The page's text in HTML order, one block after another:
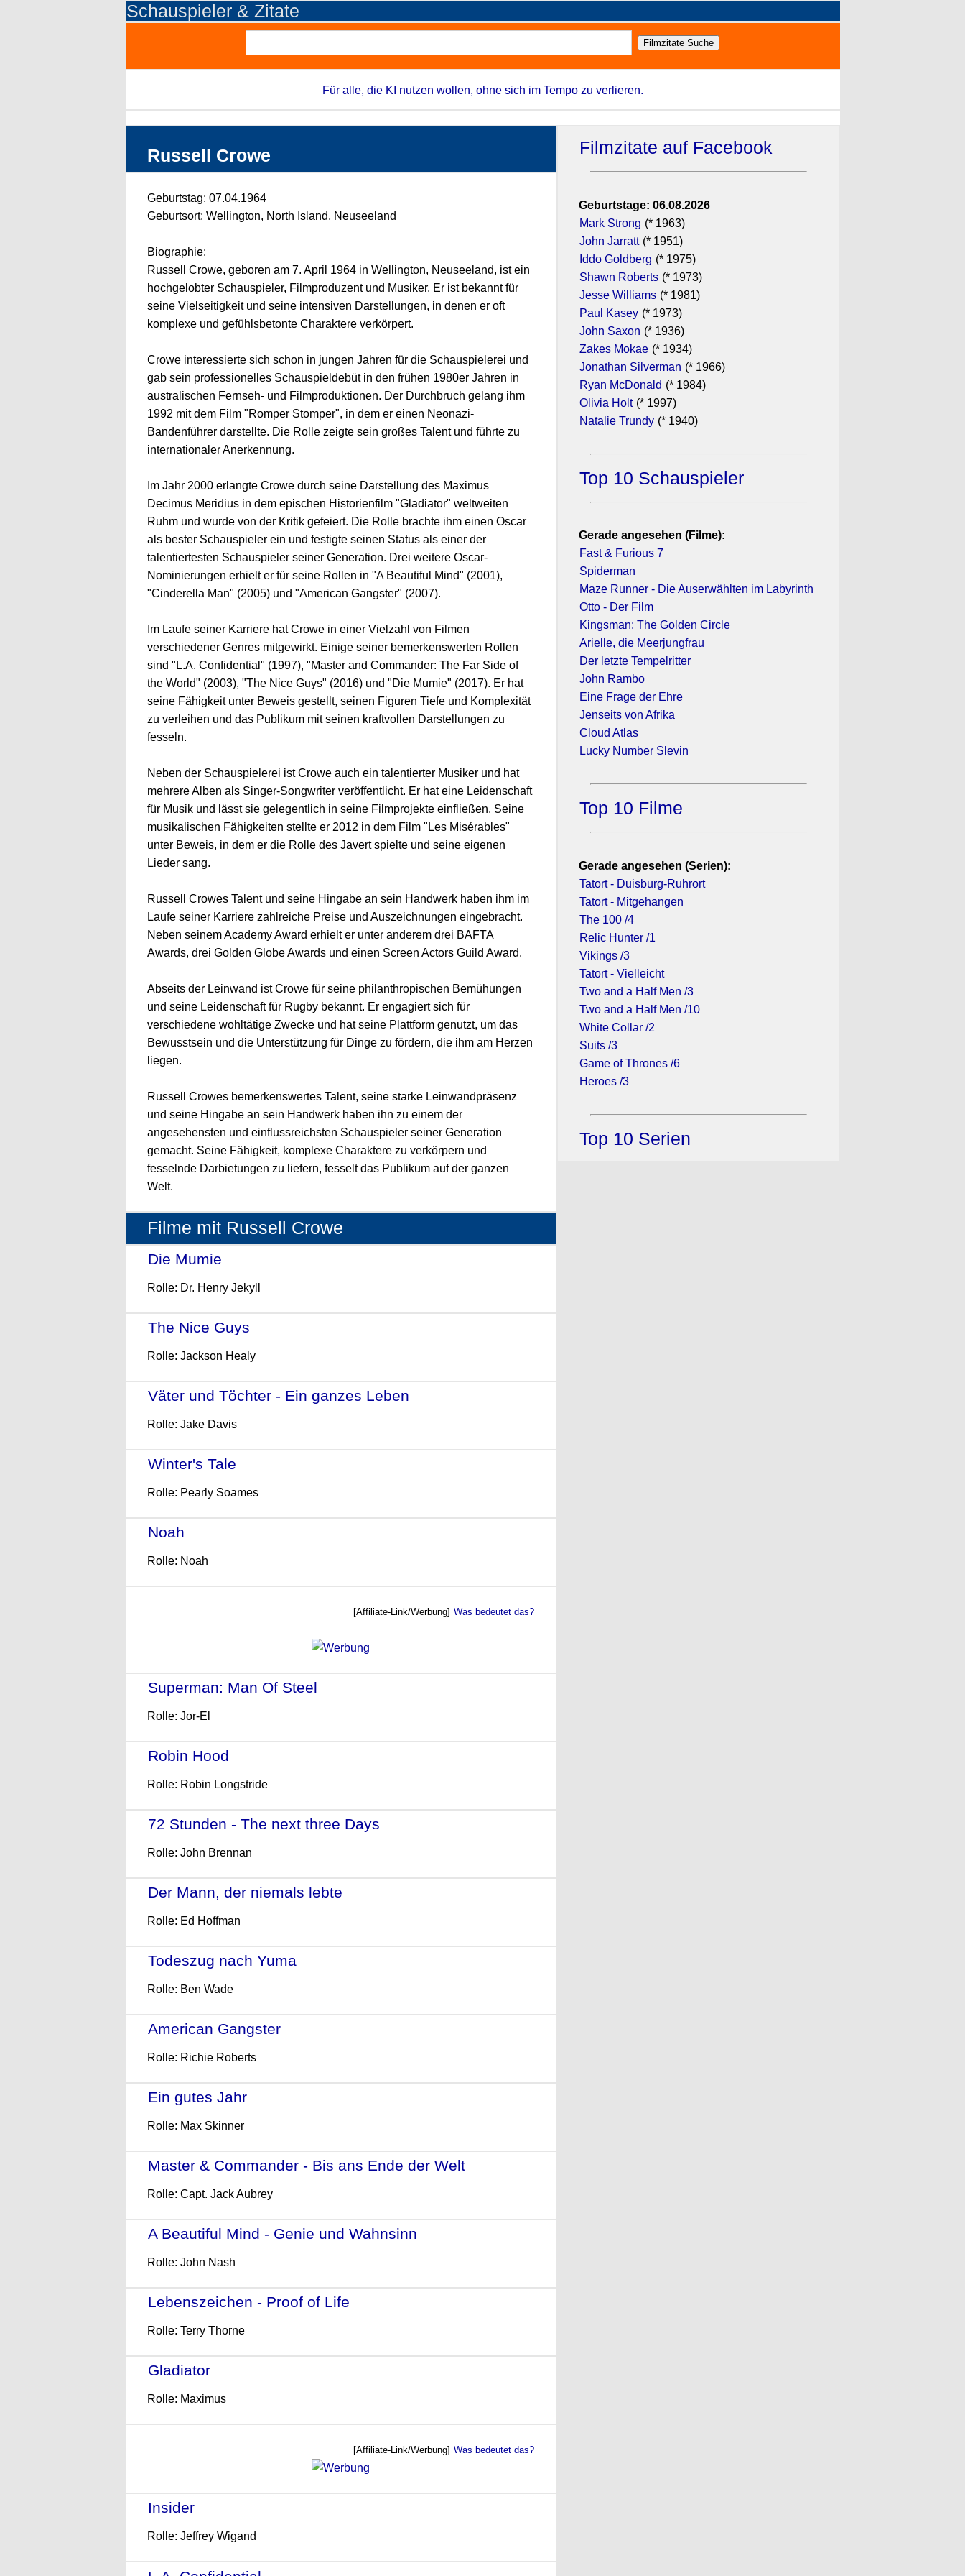
Schauspieler & Zitate
Für alle, die KI nutzen wollen, ohne sich im Tempo zu verlieren.
Russell Crowe
Geburtstag: 07.04.1964
Geburtsort: Wellington, North Island, Neuseeland
Biographie:
Russell Crowe, geboren am 7. April 1964 in Wellington, Neuseeland, ist ein
hochgelobter Schauspieler, Filmproduzent und Musiker. Er ist bekannt für
seine Vielseitigkeit und seine intensiven Darstellungen, in denen er oft
komplexe und gefühlsbetonte Charaktere verkörpert.
Crowe interessierte sich schon in jungen Jahren für die Schauspielerei und
gab sein professionelles Schauspieldebüt in den frühen 1980er Jahren in
australischen Fernseh- und Filmproduktionen. Der Durchbruch gelang ihm
1992 mit dem Film "Romper Stomper", in dem er einen Neonazi-
Bandenführer darstellte. Die Rolle zeigte sein großes Talent und führte zu
internationaler Anerkennung.
Im Jahr 2000 erlangte Crowe durch seine Darstellung des Maximus
Decimus Meridius in dem epischen Historienfilm "Gladiator" weltweiten
Ruhm und wurde von der Kritik gefeiert. Die Rolle brachte ihm einen Oscar
als bester Schauspieler ein und festigte seinen Status als einer der
talentiertesten Schauspieler seiner Generation. Drei weitere Oscar-
Nominierungen erhielt er für seine Rollen in "A Beautiful Mind" (2001),
"Cinderella Man" (2005) und "American Gangster" (2007).
Im Laufe seiner Karriere hat Crowe in einer Vielzahl von Filmen
verschiedener Genres mitgewirkt. Einige seiner bemerkenswerten Rollen
sind "L.A. Confidential" (1997), "Master and Commander: The Far Side of
the World" (2003), "The Nice Guys" (2016) und "Die Mumie" (2017). Er hat
seine Fähigkeit unter Beweis gestellt, seinen Figuren Tiefe und Komplexität
zu verleihen und das Publikum mit seinen kraftvollen Darstellungen zu
fesseln.
Neben der Schauspielerei ist Crowe auch ein talentierter Musiker und hat
mehrere Alben als Singer-Songwriter veröffentlicht. Er hat eine Leidenschaft
für Musik und lässt sie gelegentlich in seine Filmprojekte einfließen. Seine
musikalischen Fähigkeiten stellte er 2012 in dem Film "Les Misérables"
unter Beweis, in dem er die Rolle des Javert spielte und seine eigenen
Lieder sang.
Russell Crowes Talent und seine Hingabe an sein Handwerk haben ihm im
Laufe seiner Karriere zahlreiche Preise und Auszeichnungen eingebracht.
Neben seinem Academy Award erhielt er unter anderem drei BAFTA
Awards, drei Golden Globe Awards und einen Screen Actors Guild Award.
Abseits der Leinwand ist Crowe für seine philanthropischen Bemühungen
und seine Leidenschaft für Rugby bekannt. Er engagiert sich für
verschiedene wohltätige Zwecke und hat seine Plattform genutzt, um das
Bewusstsein und die Unterstützung für Dinge zu fördern, die ihm am Herzen
liegen.
Russell Crowes bemerkenswertes Talent, seine starke Leinwandpräsenz
und seine Hingabe an sein Handwerk haben ihn zu einem der
angesehensten und einflussreichsten Schauspieler seiner Generation
gemacht. Seine Fähigkeit, komplexe Charaktere zu verkörpern und
fesselnde Darbietungen zu liefern, fesselt das Publikum auf der ganzen
Welt.
Filme mit Russell Crowe
Die Mumie
Rolle: Dr. Henry Jekyll
The Nice Guys
Rolle: Jackson Healy
Väter und Töchter - Ein ganzes Leben
Rolle: Jake Davis
Winter's Tale
Rolle: Pearly Soames
Noah
Rolle: Noah
[Affiliate-Link/Werbung] Was bedeutet das?
Superman: Man Of Steel
Rolle: Jor-El
Robin Hood
Rolle: Robin Longstride
72 Stunden - The next three Days
Rolle: John Brennan
Der Mann, der niemals lebte
Rolle: Ed Hoffman
Todeszug nach Yuma
Rolle: Ben Wade
American Gangster
Rolle: Richie Roberts
Ein gutes Jahr
Rolle: Max Skinner
Master & Commander - Bis ans Ende der Welt
Rolle: Capt. Jack Aubrey
A Beautiful Mind - Genie und Wahnsinn
Rolle: John Nash
Lebenszeichen - Proof of Life
Rolle: Terry Thorne
Gladiator
Rolle: Maximus
[Affiliate-Link/Werbung] Was bedeutet das?
Insider
Rolle: Jeffrey Wigand
Filmzitate auf Facebook
Geburtstage: 06.08.2026
Mark Strong (* 1963)
John Jarratt (* 1951)
Iddo Goldberg (* 1975)
Shawn Roberts (* 1973)
Jesse Williams (* 1981)
Paul Kasey (* 1973)
John Saxon (* 1936)
Zakes Mokae (* 1934)
Jonathan Silverman (* 1966)
Ryan McDonald (* 1984)
Olivia Holt (* 1997)
Natalie Trundy (* 1940)
Top 10 Schauspieler
Gerade angesehen (Filme):
Fast & Furious 7
Spiderman
Maze Runner - Die Auserwählten im Labyrinth
Otto - Der Film
Kingsman: The Golden Circle
Arielle, die Meerjungfrau
Der letzte Tempelritter
John Rambo
Eine Frage der Ehre
Jenseits von Afrika
Cloud Atlas
Lucky Number Slevin
Top 10 Filme
Gerade angesehen (Serien):
Tatort - Duisburg-Ruhrort
Tatort - Mitgehangen
The 100 /4
Relic Hunter /1
Vikings /3
Tatort - Vielleicht
Two and a Half Men /3
Two and a Half Men /10
White Collar /2
Suits /3
Game of Thrones /6
Heroes /3
Top 10 Serien